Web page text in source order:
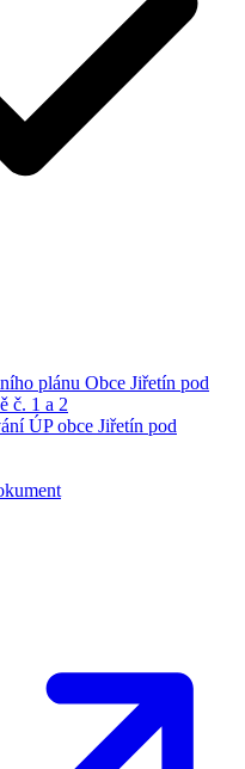
plánu Obce Jiřetín pod
č. 1 a 2
ÚP obce Jiřetín pod